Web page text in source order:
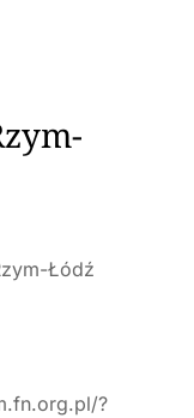
Łódź
?